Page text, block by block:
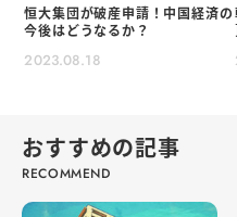
恒大集団が破産申請！中国経済の
今後はどうなるか？
2023.08.18
おすすめの記事